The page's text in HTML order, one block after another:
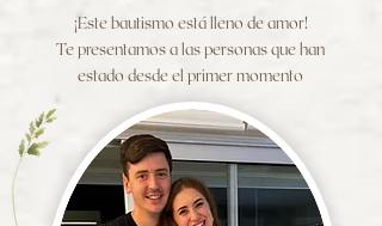
¡Este bautismo está lleno de amor!
Te presentamos a las personas que han
estado desde el primer momento